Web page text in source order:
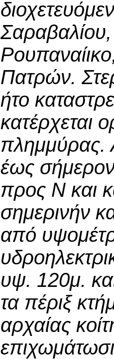
Πατρών.
ήτο
κατέρχεται
πλημμύρας.
έως
προς Ν και
σημερινήν
από
υψ. 120μ.
τα πέριξ
αρχαίας